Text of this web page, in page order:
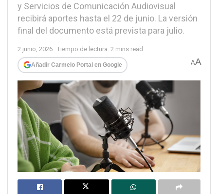
y Servicios de Comunicación Audiovisual
recibirá aportes hasta el 22 de junio. La versión
final del documento está prevista para julio.
2 junio, 2026 Tiempo de lectura: 2 mins read
Añadir Carmelo Portal en Google AA